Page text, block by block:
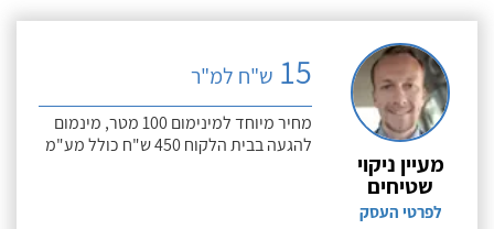
מעיין ניקוי
שטיחים
לפרטי העסק
15 ש"ח למ"ר
מחיר מיוחד למינימום 100 מטר, מינמום
להגעה בבית הלקוח 450 ש"ח כולל מע"מ